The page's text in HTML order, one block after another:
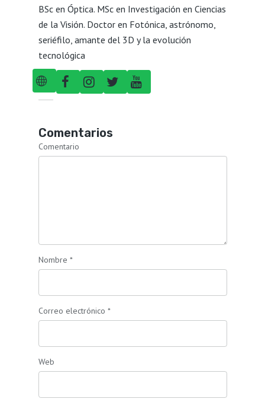
BSc en Óptica. MSc en Investigación en Ciencias
de la Visión. Doctor en Fotónica, astrónomo,
seriéfilo, amante del 3D y la evolución
tecnológica
Comentarios
Comentario
Nombre *
Correo electrónico *
Web